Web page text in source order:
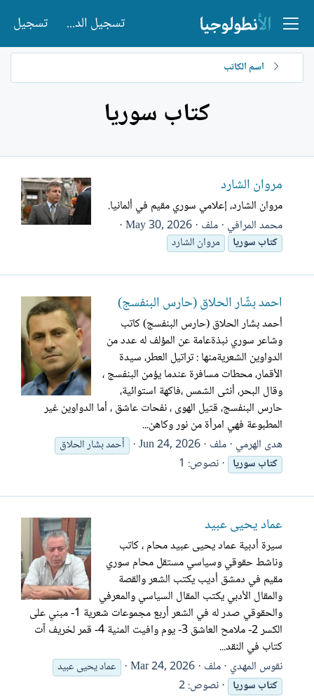
تسجيل الدخول تسجيل
اسم الكاتب
كتاب سوريا
مروان الشارد
مروان الشارد، إعلامي سوري مقيم في ألمانيا.
محمد المرافي ملف May 30, 2026
كتابسوريا مروان الشارد
أحمد بشّار الحلاق (حارس البنفسج)
أحمد بشّار الحلاق (حارس البنفسج) ‬‏كاتب
وشاعر سوري نبذةعامة عن المؤلف له عدد من
الدواوين الشعريةمنها : تراتيل العطر، سيدة
الأقمار، محطات مسافرة عندما يؤمن البنفسج ،
وقال البحر، أنثى الشمس ،فاكهة استوائية،
حارس البنفسج، قتيل الهوى ، نفحات عاشق ، أما الدواوين غير
المطبوعة فهي امرأة من نور وكاهن...
هدى الهرمي ملف Jun 24, 2026
أحمد بشّار الحلاق
كتابسوريا نصوص: 1
عماد يحيى عبيد
سيرة أدبية عماد يحيى عبيد محام ، كاتب
وناشط حقوقي وسياسي مستقل محام سوري
مقيم في دمشق أديب يكتب الشعر والقصة
والمقال الأدبي يكتب المقال السياسي والمعرفي
والحقوقي صدر له في الشعر أربع مجموعات شعرية 1- مبني على
الكسر 2- ملامح العاشق 3- يوم وافيت المنية 4- قمر لخريف آت
كتاب في النقد...
نقوس المهدي ملف Mar 24, 2026
عماد يحيى عبيد
كتابسوريا نصوص: 2